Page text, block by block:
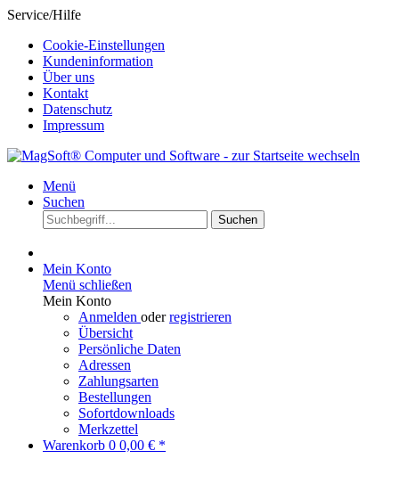
Service/Hilfe
Cookie-Einstellungen
Kundeninformation
Über uns
Kontakt
Datenschutz
Impressum
Menü
Suchen
Suchen
Mein Konto
Menü schließen
Mein Konto
Anmelden oderregistrieren
Übersicht
Persönliche Daten
Adressen
Zahlungsarten
Bestellungen
Sofortdownloads
Merkzettel
Warenkorb 0 0,00 € *